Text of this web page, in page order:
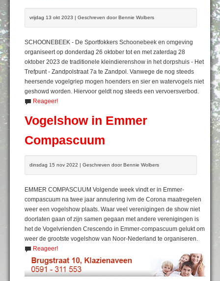
vrijdag 13 okt 2023 | Geschreven door Bennie Wolbers
SCHOONEBEEK - De Sportfokkers Schoonebeek en omgeving
organiseert op donderdag 26 oktober tot en met zaterdag 28
oktober 2023 de traditionele kleindierenshow in het dorpshuis - Het
Trefpunt - Zandpolstraat 7a te Zandpol. Vanwege de nog steeds
heersende vogelgriep mogen hoenders en sier en watervogels niet
geshowd worden. Hiervoor geldt nog steeds een vervoersverbod.
Reageer!
Vogelshow in Emmer
Compascuum
dinsdag 15 nov 2022 | Geschreven door Bennie Wolbers
EMMER COMPASCUUM Volgende week vindt er in Emmer-
compascuum na twee jaar annulering ivm de Corona maatregelen
weer een vogelshow plaats. Waar veel verenigingen de show niet
doorlaten gaan of zijn samen gegaan met andere verenigingen is
het de Vogelvrienden Crescendo in Emmer-compascuum gelukt om
weer de grootste vogelshow van Noor-Nederland te organiseren.
Reageer!